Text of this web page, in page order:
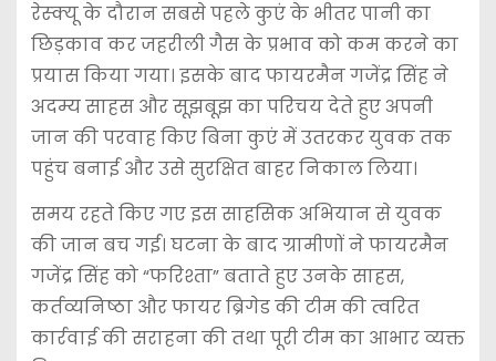
रेस्क्यू के दौरान सबसे पहले कुएं के भीतर पानी का
छिड़काव कर जहरीली गैस के प्रभाव को कम करने का
प्रयास किया गया। इसके बाद फायरमैन गजेंद्र सिंह ने
अदम्य साहस और सूझबूझ का परिचय देते हुए अपनी
जान की परवाह किए बिना कुएं में उतरकर युवक तक
पहुंच बनाई और उसे सुरक्षित बाहर निकाल लिया।
समय रहते किए गए इस साहसिक अभियान से युवक
की जान बच गई। घटना के बाद ग्रामीणों ने फायरमैन
गजेंद्र सिंह को “फरिश्ता” बताते हुए उनके साहस,
कर्तव्यनिष्ठा और फायर ब्रिगेड की टीम की त्वरित
कार्रवाई की सराहना की तथा पूरी टीम का आभार व्यक्त